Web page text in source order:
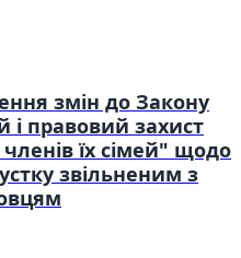
змін до Закону
і правовий захист
їх сімей" щодо
звільненим з